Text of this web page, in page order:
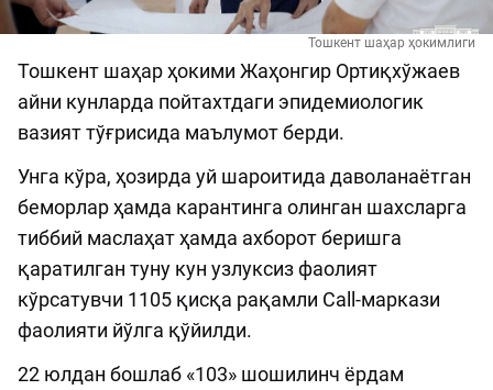
Тошкент шаҳар ҳокимлиги
Тошкент шаҳар ҳокими Жаҳонгир Ортиқхўжаев
айни кунларда пойтахтдаги эпидемиологик
вазият тўғрисида маълумот берди.
Унга кўра, ҳозирда уй шароитида даволанаётган
беморлар ҳамда карантинга олинган шахсларга
тиббий маслаҳат ҳамда ахборот беришга
қаратилган туну кун узлуксиз фаолият
кўрсатувчи 1105 қисқа рақамли Call-маркази
фаолияти йўлга қўйилди.
22 юлдан бошлаб «103» шошилинч ёрдам